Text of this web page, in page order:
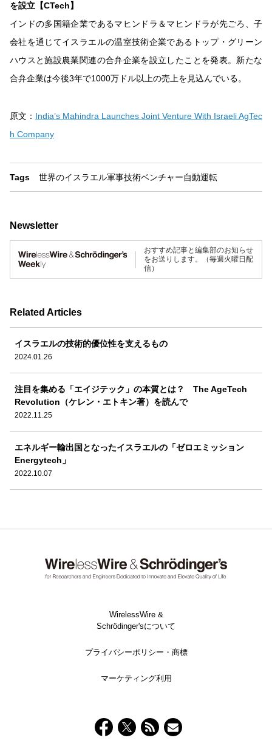
を設立【CTech】
インドの多国籍企業であるマヒンドラ＆マヒンドラが先ごろ、子
会社を通じてイスラエルの温室技術企業であるトップ・グリーン
ハウスと施設農業関連の合弁企業を設立したことを発表。新たな
合弁企業は今後3年で1000万ドル以上の売上を見込んでいる。
原文： India’s Mahindra Launches Joint Venture With Israeli AgTec
h Company
Tags 世界のイスラエル軍事技術ベンチャー自動運転
Newsletter
おすすめ記事と編集部のお知らせ
をお送りします。（毎週火曜日配
信）
Related Articles
イスラエルの技術的優位性を支えるもの
2024.01.26
注目を集める「エイジテック」の本質とは？ The AgeTech
Revolution（ケレン・エトキン著）を読んで
2022.11.25
エネルギー輸出国となったイスラエルの「ゼロエミッション
Energytech」
2022.10.07
WirelessWire &
Schrödinger'sについて
プライバシーポリシー・商標
マーケティング利用